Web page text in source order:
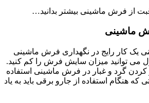
از فرش ماشینی بیشتر بدانید…
ماشینی
یک کار رایج در نگهداری فرش ماشینی
می توانید میزان سایش فرش را کم کنید.
کردن گرد و غبار در فرش ماشینی استفاده
که هنگام استفاده از جارو برقی باید به یاد